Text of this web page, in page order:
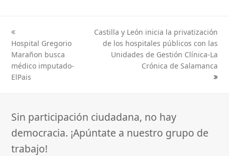
previous
post:
Hospital Gregorio
Marañon busca
médico imputado-
ElPais
Castilla y León inicia la privatización
de los hospitales públicos con las
Unidades de Gestión Clínica-La
Crónica de Salamanca
Sin participación ciudadana, no hay
democracia. ¡Apúntate a nuestro grupo de
trabajo!